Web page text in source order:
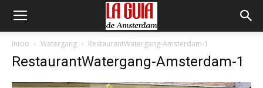
Inicio Watergang RestaurantWatergang-Amsterdam-1
RestaurantWatergang-Amsterdam-1